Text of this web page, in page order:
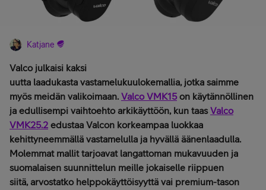
Katjane
Valco julkaisi kaksi
uutta laadukasta vastamelukuulokemallia, jotka saimme
myös meidän valikoimaan. Valco VMK15on käytännöllinen
ja edullisempi vaihtoehto arkikäyttöön, kun taasValco
VMK25.2 edustaa Valcon korkeampaa luokkaa
kehittyneemmällä vastamelulla ja hyvällä äänenlaadulla.
Molemmat mallit tarjoavat langattoman mukavuuden ja
suomalaisen suunnittelun meille jokaiselle riippuen
siitä, arvostatko helppokäyttöisyyttä vai premium-tason